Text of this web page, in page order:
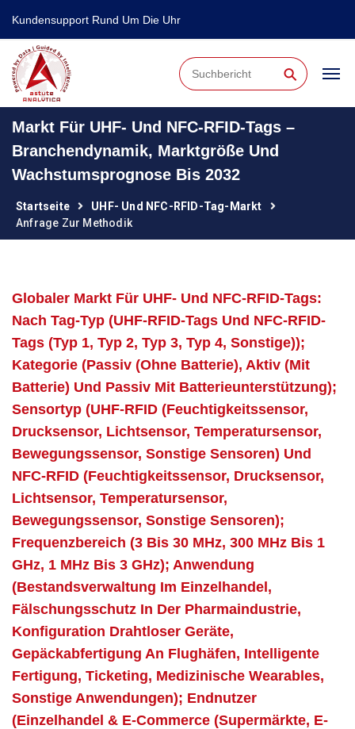
Kundensupport Rund Um Die Uhr
⚲
Markt Für UHF- Und NFC-RFID-Tags –
Branchendynamik, Marktgröße Und
Wachstumsprognose Bis 2032
Startseite
UHF- Und NFC-RFID-Tag-Markt
Anfrage Zur Methodik
Globaler Markt Für UHF- Und NFC-RFID-Tags:
Nach Tag-Typ (UHF-RFID-Tags Und NFC-RFID-
Tags (Typ 1, Typ 2, Typ 3, Typ 4, Sonstige));
Kategorie (Passiv (ohne Batterie), Aktiv (mit
Batterie) Und Passiv Mit Batterieunterstützung);
Sensortyp (UHF-RFID (Feuchtigkeitssensor,
Drucksensor, Lichtsensor, Temperatursensor,
Bewegungssensor, Sonstige Sensoren) Und
NFC-RFID (Feuchtigkeitssensor, Drucksensor,
Lichtsensor, Temperatursensor,
Bewegungssensor, Sonstige Sensoren);
Frequenzbereich (3 Bis 30 MHz, 300 MHz Bis 1
GHz, 1 MHz Bis 3 GHz); Anwendung
(Bestandsverwaltung Im Einzelhandel,
Fälschungsschutz In Der Pharmaindustrie,
Konfiguration Drahtloser Geräte,
Gepäckabfertigung An Flughäfen, Intelligente
Fertigung, Ticketing, Medizinische Wearables,
Sonstige Anwendungen); Endnutzer
(Einzelhandel & E-Commerce (Supermärkte, E-